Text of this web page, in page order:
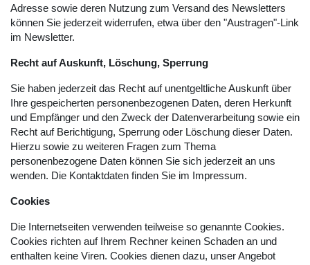
Adresse sowie deren Nutzung zum Versand des Newsletters
können Sie jederzeit widerrufen, etwa über den "Austragen"-Link
im Newsletter.
Recht auf Auskunft, Löschung, Sperrung
Sie haben jederzeit das Recht auf unentgeltliche Auskunft über
Ihre gespeicherten personenbezogenen Daten, deren Herkunft
und Empfänger und den Zweck der Datenverarbeitung sowie ein
Recht auf Berichtigung, Sperrung oder Löschung dieser Daten.
Hierzu sowie zu weiteren Fragen zum Thema
personenbezogene Daten können Sie sich jederzeit an uns
wenden. Die Kontaktdaten finden Sie im Impressum.
Cookies
Die Internetseiten verwenden teilweise so genannte Cookies.
Cookies richten auf Ihrem Rechner keinen Schaden an und
enthalten keine Viren. Cookies dienen dazu, unser Angebot